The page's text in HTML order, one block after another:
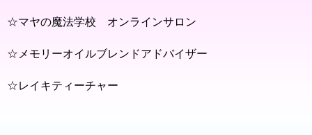
☆マヤの魔法学校 オンラインサロン
☆メモリーオイルブレンドアドバイザー
☆レイキティーチャー